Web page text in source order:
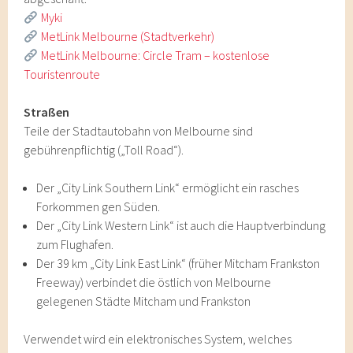
Myki
MetLink Melbourne (Stadtverkehr)
MetLink Melbourne: Circle Tram – kostenlose
Touristenroute
Straßen
Teile der Stadtautobahn von Melbourne sind
gebührenpflichtig („Toll Road“).
Der „City Link Southern Link“ ermöglicht ein rasches
Forkommen gen Süden.
Der „City Link Western Link“ ist auch die Hauptverbindung
zum Flughafen.
Der 39 km „City Link East Link“ (früher Mitcham Frankston
Freeway) verbindet die östlich von Melbourne
gelegenen Städte Mitcham und Frankston
Verwendet wird ein elektronisches System, welches